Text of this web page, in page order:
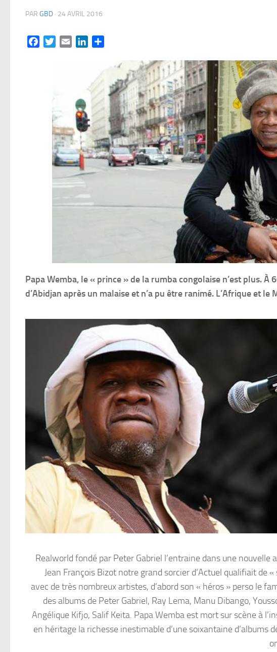
PAR GBD · 24 AVRIL 2016
FacebookTwitterEmail LinkedIn
Papa Wemba, le « prince » de la rumba congolaise n’est plus. À
d’Abidjan après un malaise et n’a pu être ranimé. L’Afrique et
Realworld fondé par Peter Gabriel l’entraine dans une
Jean François Bizot notre grand sorcier d’Actuel qualifiait de
avec de très nombreux artistes, d’abord son « héros » perso le
des albums de Peter Gabriel, Ray Lema, Manu Dibango,
Angélique Kifjo, Salif Keita. Papa Wemba est mort sur scène à
en héritage la richesse inestimable d’une soixantaine d’albums